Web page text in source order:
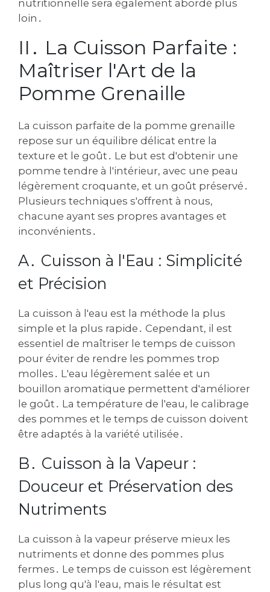
nutritionnelle sera également abordé plus
loin․
II․ La Cuisson Parfaite :
Maîtriser l'Art de la
Pomme Grenaille
La cuisson parfaite de la pomme grenaille
repose sur un équilibre délicat entre la
texture et le goût․ Le but est d'obtenir une
pomme tendre à l'intérieur, avec une peau
légèrement croquante, et un goût préservé․
Plusieurs techniques s'offrent à nous,
chacune ayant ses propres avantages et
inconvénients․
A․ Cuisson à l'Eau : Simplicité
et Précision
La cuisson à l'eau est la méthode la plus
simple et la plus rapide․ Cependant, il est
essentiel de maîtriser le temps de cuisson
pour éviter de rendre les pommes trop
molles․ L'eau légèrement salée et un
bouillon aromatique permettent d'améliorer
le goût․ La température de l'eau, le calibrage
des pommes et le temps de cuisson doivent
être adaptés à la variété utilisée․
B․ Cuisson à la Vapeur :
Douceur et Préservation des
Nutriments
La cuisson à la vapeur préserve mieux les
nutriments et donne des pommes plus
fermes․ Le temps de cuisson est légèrement
plus long qu'à l'eau, mais le résultat est